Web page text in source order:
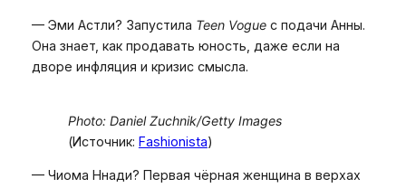
— Эми Астли? Запустила Teen Vogueс подачи Анны.
Она знает, как продавать юность, даже если на
дворе инфляция и кризис смысла.
Photo: Daniel Zuchnik/Getty Images
(Источник: Fashionista)
— Чиома Ннади? Первая чёрная женщина в верхах